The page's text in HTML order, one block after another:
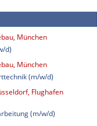
München
d)
München
(m/w/d)
Flughafen
(m/w/d)